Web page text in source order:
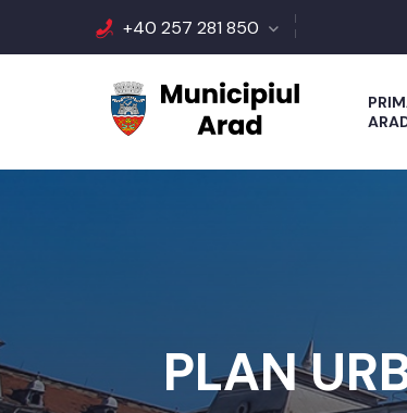
+40 257 281 850
PLAN